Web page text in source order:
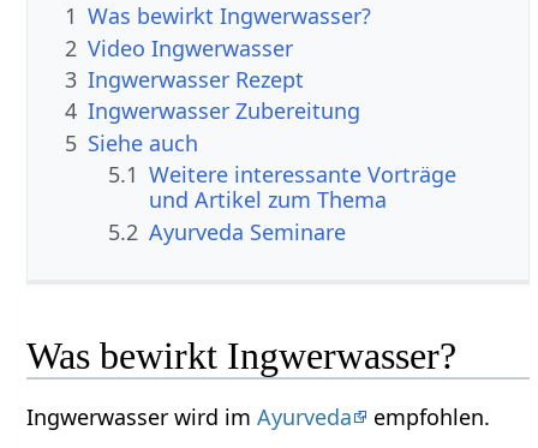
1 Was bewirkt Ingwerwasser?
2 Video Ingwerwasser
3 Ingwerwasser Rezept
4 Ingwerwasser Zubereitung
5 Siehe auch
5.1 Weitere interessante Vorträge
und Artikel zum Thema
5.2 Ayurveda Seminare
Was bewirkt Ingwerwasser?
Ingwerwasser wird imAyurveda
empfohlen.